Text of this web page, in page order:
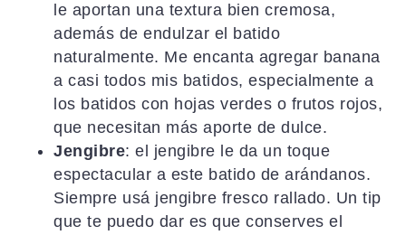
le aportan una textura bien cremosa,
además de endulzar el batido
naturalmente. Me encanta agregar banana
a casi todos mis batidos, especialmente a
los batidos con hojas verdes o frutos rojos,
que necesitan más aporte de dulce.
Jengibre: el jengibre le da un toque
espectacular a este batido de arándanos.
Siempre usá jengibre fresco rallado. Un tip
que te puedo dar es que conserves el